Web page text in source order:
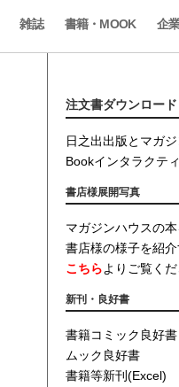
雑誌 書籍・MOOK 企
注文書ダウンロード
日之出出版とマガ
Bookインタラクテ
書店様展開写真
マガジンハウスの
書店様の様子を紹
こちらよりご覧くだ
新刊・良好書
書籍コミック良好書
ムック良好書
書籍等新刊(Excel)